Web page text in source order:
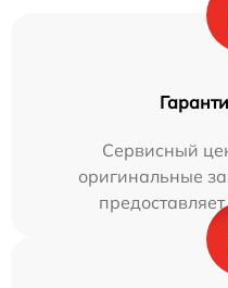
Сервисный
оригинальные